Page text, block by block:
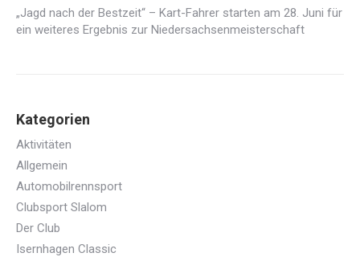
„Jagd nach der Bestzeit“ – Kart-Fahrer starten am 28. Juni für
ein weiteres Ergebnis zur Niedersachsenmeisterschaft
Kategorien
Aktivitäten
Allgemein
Automobilrennsport
Clubsport Slalom
Der Club
Isernhagen Classic